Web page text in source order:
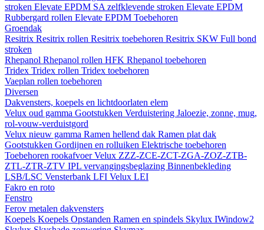
stroken Elevate EPDM SA zelfklevende stroken Elevate EPDM
Rubbergard rollen Elevate EPDM Toebehoren
Groendak
Resitrix Resitrix rollen Resitrix toebehoren Resitrix SKW Full bond
stroken
Rhepanol Rhepanol rollen HFK Rhepanol toebehoren
Tridex Tridex rollen Tridex toebehoren
Vaeplan rollen toebehoren
Diversen
Dakvensters, koepels en lichtdoorlaten elem
Velux oud gamma Gootstukken Verduistering Jaloezie, zonne, mug,
rol-vouw-verduistgord
Velux nieuw gamma Ramen hellend dak Ramen plat dak
Gootstukken Gordijnen en rolluiken Elektrische toebehoren
Toebehoren rookafvoerVelux ZZZ-ZCE-ZCT-ZGA-ZOZ-ZTB-
ZTL-ZTR-ZTV IPL vervangingsbeglazing Binnenbekleding
LSB/LSC Vensterbank LFI Velux LEI
Fakro en roto
Fenstro
Ferov metalen dakvensters
Koepels Koepels Opstanden Ramen en spindels Skylux IWindow2